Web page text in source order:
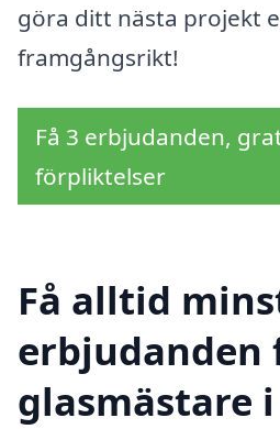
göra ditt nästa projekt
framgångsrikt!
Få 3 erbjudanden,
förpliktelser
Få alltid
erbjudanden
glasmästare